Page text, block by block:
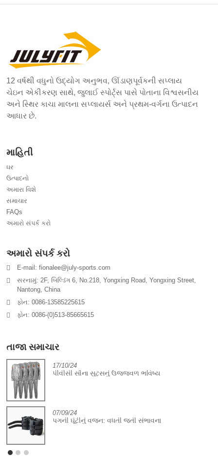
12 વર્ષથી વધુનો ઉદ્યોગ અનુભવ, ઊંડાણપૂર્વકની સપ્લાય
ચેઇન એકીકરણ સાથે, જુલાઈ સ્પોર્ટ્સ પાસે પોતાના વિશ્વસનીય
અને સ્થિર કાચા માલના સપ્લાયર્સ અને પ્રથમ-વર્ગના ઉત્પાદન
આધાર છે.
માહિતી
ઘર
ઉત્પાદનો
અમારા વિશે
સમાચાર
FAQs
અમારો સંપર્ક કરો
અમારો સંપર્ક કરો
E-mail: fionalee@july-sports.com
સરનામું: 2F, બિલ્ડિંગ 6, No.218, Yongxing Road, Yongxing Street,
Nantong, China
ફોન: 0086-13585225615
ફોન: 0086-(0)513-85665615
તાજા સમાચાર
17/10/24
પીવીસી સૌના સુટ્સનું ઉજ્જવળ ભવિષ્ય
07/09/24
પગની ઘૂંટીનું વજન: વધતી જતી સંભાવના